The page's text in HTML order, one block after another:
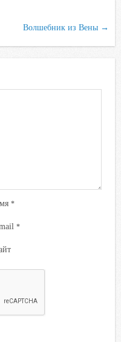
Волшебник из Вены →
*
*